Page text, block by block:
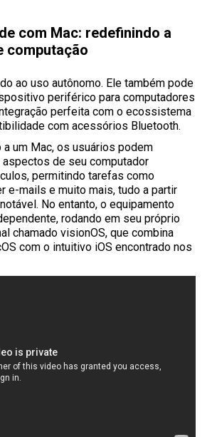
com Mac: redefinindo a
computação
ao uso autônomo. Ele também pode
periférico para computadores
perfeita com o ecossistema
com acessórios Bluetooth.
a um Mac, os usuários podem
de seu computador
permitindo tarefas como
e-mails e muito mais, tudo a partir
No entanto, o equipamento
rodando em seu próprio
chamado visionOS, que combina
com o intuitivo iOS encontrado nos